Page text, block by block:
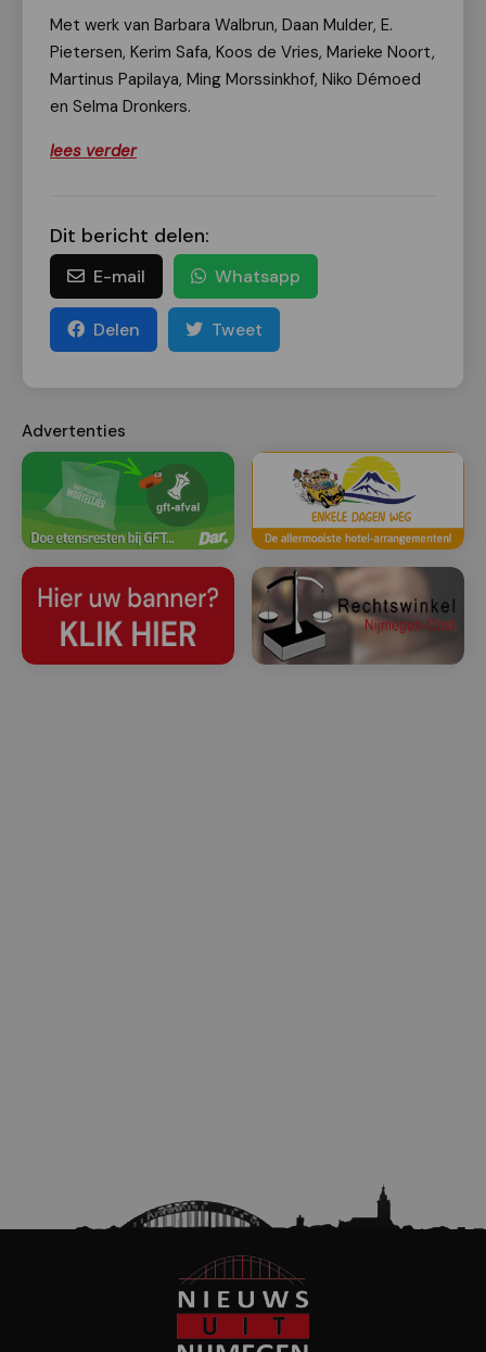
Met werk van Barbara Walbrun, Daan Mulder, E.
Pietersen, Kerim Safa, Koos de Vries, Marieke Noort,
Martinus Papilaya, Ming Morssinkhof, Niko Démoed
en Selma Dronkers.
lees verder
Dit bericht delen:
E-mail Whatsapp
Delen Tweet
Advertenties